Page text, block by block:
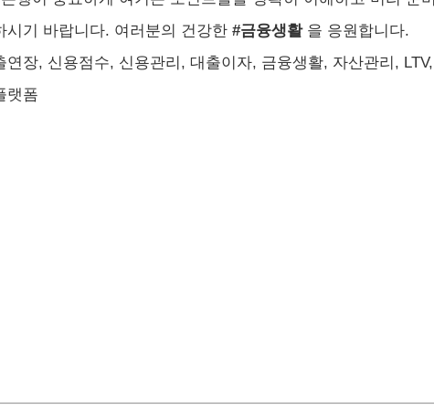
시기 바랍니다. 여러분의 건강한 #금융생활을 응원합니다.
연장, 신용점수, 신용관리, 대출이자, 금융생활, 자산관리,
랫폼